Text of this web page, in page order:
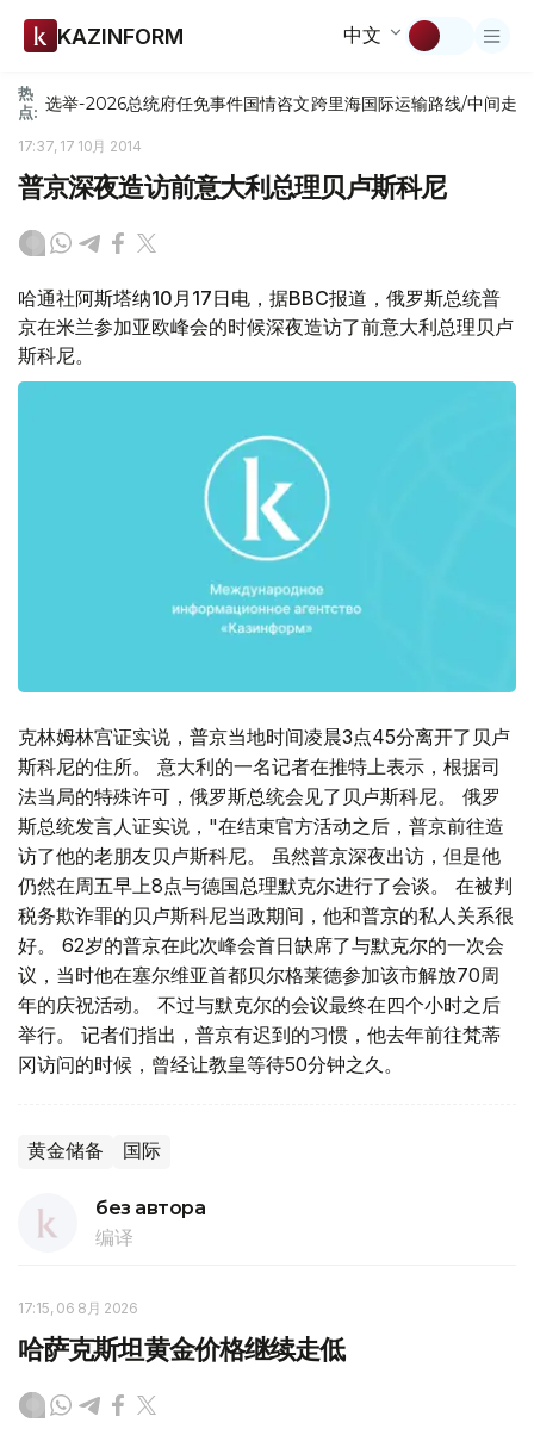
KAZINFORM 中文
热
点: 选举-2026总统府任免事件国情咨文跨里海国际运输路线/中间走廊
17:37, 17 10月 2014
普京深夜造访前意大利总理贝卢斯科尼
哈通社阿斯塔纳10月17日电，据BBC报道，俄罗斯总统普
京在米兰参加亚欧峰会的时候深夜造访了前意大利总理贝卢
斯科尼。
克林姆林宫证实说，普京当地时间凌晨3点45分离开了贝卢
斯科尼的住所。 意大利的一名记者在推特上表示，根据司
法当局的特殊许可，俄罗斯总统会见了贝卢斯科尼。 俄罗
斯总统发言人证实说，"在结束官方活动之后，普京前往造
访了他的老朋友贝卢斯科尼。 虽然普京深夜出访，但是他
仍然在周五早上8点与德国总理默克尔进行了会谈。 在被判
税务欺诈罪的贝卢斯科尼当政期间，他和普京的私人关系很
好。 62岁的普京在此次峰会首日缺席了与默克尔的一次会
议，当时他在塞尔维亚首都贝尔格莱德参加该市解放70周
年的庆祝活动。 不过与默克尔的会议最终在四个小时之后
举行。 记者们指出，普京有迟到的习惯，他去年前往梵蒂
冈访问的时候，曾经让教皇等待50分钟之久。
黄金储备 国际
без автора
编译
17:15, 06 8月 2026
哈萨克斯坦黄金价格继续走低